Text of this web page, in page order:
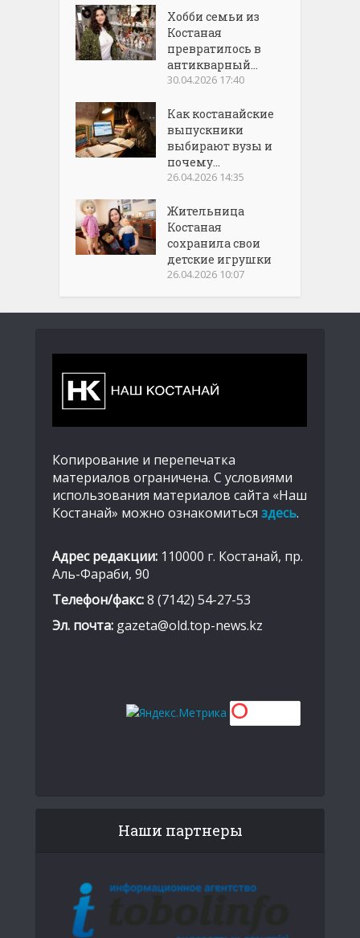
Хобби семьи из
Костаная
превратилось в
антикварный...
30.04.2026 17:40
Как костанайские
выпускники
выбирают вузы и
почему...
26.04.2026 14:35
Жительница
Костаная
сохранила свои
детские игрушки
26.04.2026 10:07
Копирование и перепечатка
материалов ограничена. С условиями
использования материалов сайта «Наш
Костанай» можно ознакомиться здесь.
Адрес редакции: 110000 г. Костанай, пр.
Аль-Фараби, 90
Телефон/факс:8 (7142) 54-27-53
Эл. почта: gazeta@old.top-news.kz
Наши партнеры